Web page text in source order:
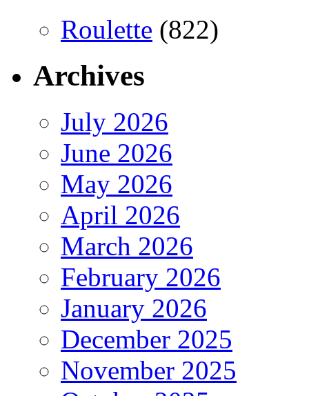
Roulette (822)
Archives
July 2026
June 2026
May 2026
April 2026
March 2026
February 2026
January 2026
December 2025
November 2025